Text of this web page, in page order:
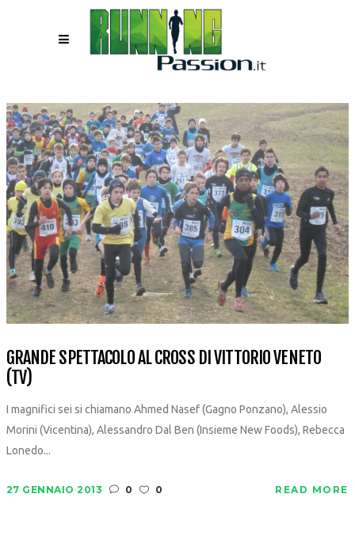
GRANDE SPETTACOLO AL CROSS DI VITTORIO VENETO
(TV)
I magnifici sei si chiamano Ahmed Nasef (Gagno Ponzano), Alessio
Morini (Vicentina), Alessandro Dal Ben (Insieme New Foods), Rebecca
Lonedo...
27 GENNAIO 2013 0 0 READ MORE